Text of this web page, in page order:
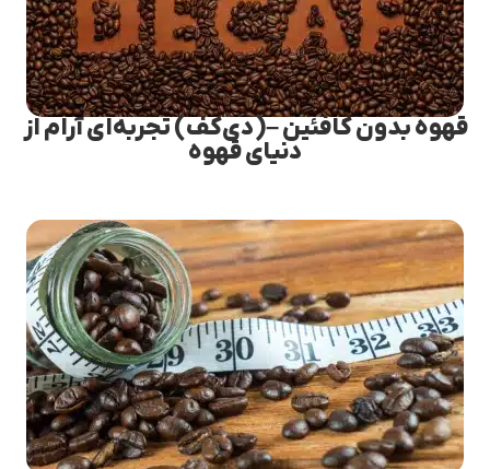
قهوه بدون کافئین –(دی‌کف) تجربه‌ای آرام از
دنیای قهوه